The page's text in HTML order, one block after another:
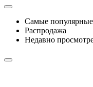
Самые популярные
Распродажа
Недавно